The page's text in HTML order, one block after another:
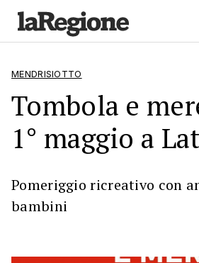
MENDRISIOTTO
Tombola e
1° maggio a
Pomeriggio ricreativo con
bambini